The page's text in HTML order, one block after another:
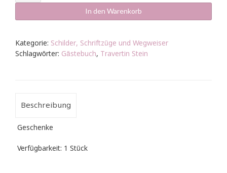
Menge
In den Warenkorb
Kategorie: Schilder, Schriftzüge und Wegweiser
Schlagwörter: Gästebuch, Travertin Stein
Beschreibung
Geschenke
Verfügbarkeit: 1 Stück